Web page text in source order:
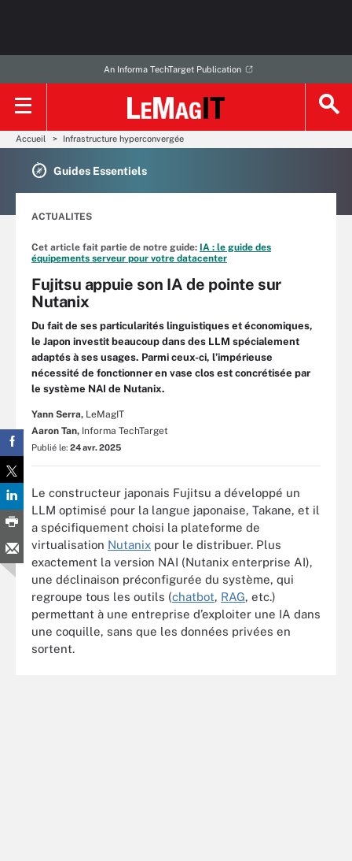
An Informa TechTarget Publication
Accueil Infrastructure hyperconvergée
Guides Essentiels
ACTUALITES
Cet article fait partie de notre guide: IA : le guide des
équipements serveur pour votre datacenter
Fujitsu appuie son IA de pointe sur
Nutanix
Du fait de ses particularités linguistiques et économiques,
le Japon investit beaucoup dans des LLM spécialement
adaptés à ses usages. Parmi ceux-ci, l’impérieuse
nécessité de fonctionner en vase clos est concrétisée par
le système NAI de Nutanix.
Yann Serra, LeMagIT
Aaron Tan, Informa TechTarget
Publié le: 24 avr. 2025
Le constructeur japonais Fujitsu a développé un
LLM optimisé pour la langue japonaise, Takane, et il
a spécifiquement choisi la plateforme de
virtualisation Nutanix pour le distribuer. Plus
exactement la version NAI (Nutanix enterprise AI),
une déclinaison préconfigurée du système, qui
regroupe tous les outils (chatbot, RAG, etc.)
permettant à une entreprise d’exploiter une IA dans
une coquille, sans que les données privées en
sortent.